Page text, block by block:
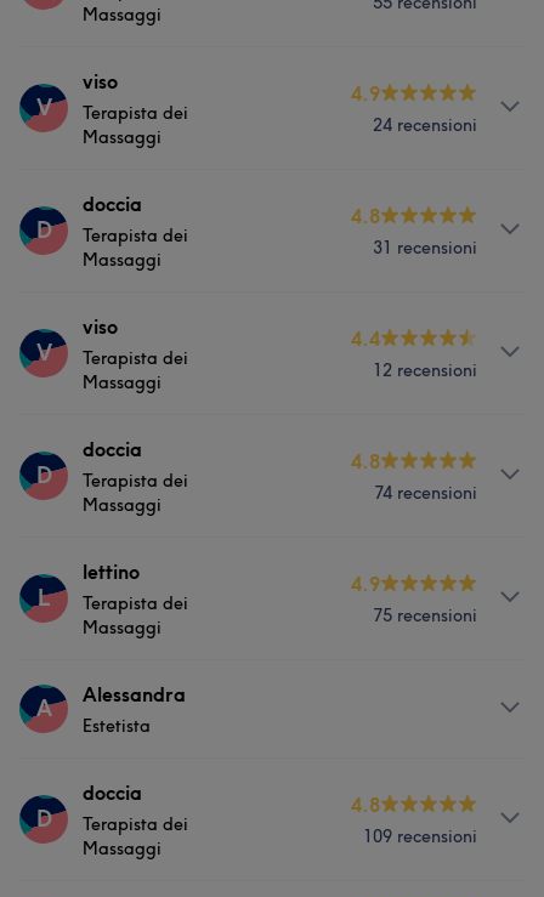
Massaggi
Servizi
Viso Capelli
V
viso
Terapista dei
Massaggi
4.9
24 recensioni
Servizi
Corpo
D
doccia
Terapista dei
Massaggi
4.8
31 recensioni
Servizi
Corpo
V
viso
Terapista dei
Massaggi
4.4
12 recensioni
Servizi
Corpo
D
doccia
Terapista dei
Massaggi
4.8
74 recensioni
Servizi
Corpo
L
lettino
Terapista dei
Massaggi
4.9
75 recensioni
Servizi
A Alessandra
Estetista
Servizi
Viso Capelli
D
doccia
Terapista dei
Massaggi
4.8
109 recensioni